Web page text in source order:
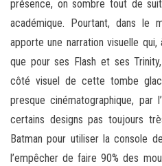
présence, on sombre tout de
académique. Pourtant, dans le
apporte une narration visuelle
que pour ses Flash et ses
côté visuel de cette tombe
presque cinématographique, par
certains designs pas toujours
Batman pour utiliser la console
l’empêcher de faire 90% des